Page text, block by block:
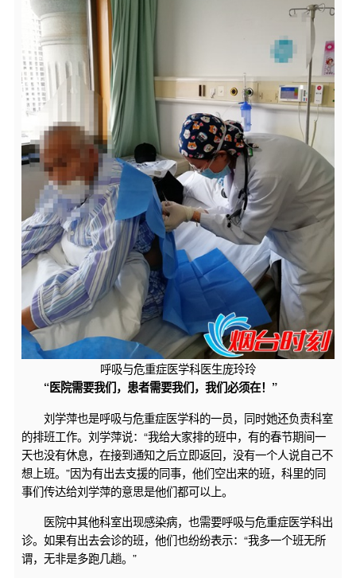
呼吸与危重症医学科医生庞玲玲
“医院需要我们，患者需要我们，我们必须在！”
刘学萍也是呼吸与危重症医学科的一员，同时她还负责科室
的排班工作。刘学萍说：“我给大家排的班中，有的春节期间一
天也没有休息，在接到通知之后立即返回，没有一个人说自己不
想上班。”因为有出去支援的同事，他们空出来的班，科里的同
事们传达给刘学萍的意思是他们都可以上。
医院中其他科室出现感染病，也需要呼吸与危重症医学科出
诊。如果有出去会诊的班，他们也纷纷表示：“我多一个班无所
谓，无非是多跑几趟。”